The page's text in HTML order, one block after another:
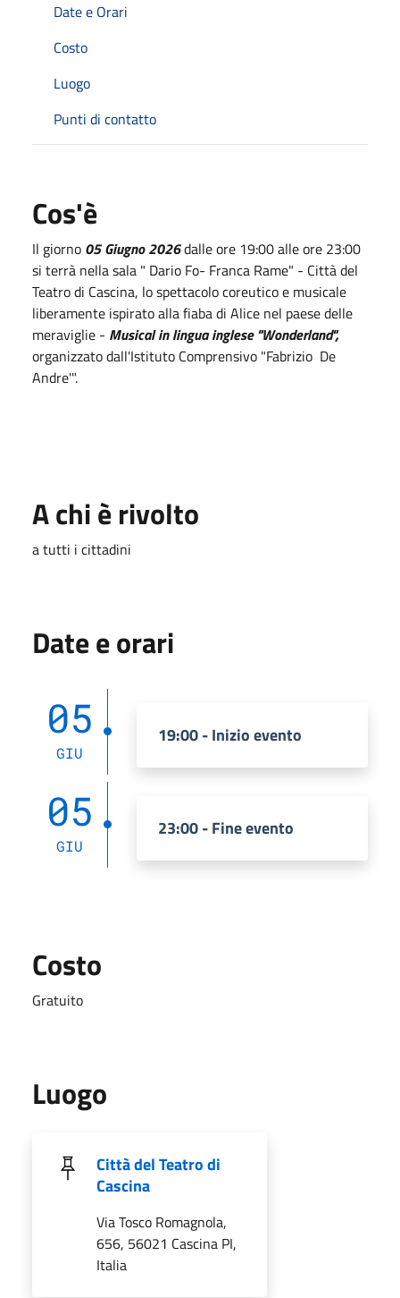
Date e Orari
Costo
Luogo
Punti di contatto
Cos'è
Il giorno 05 Giugno 2026dalle ore 19:00 alle ore 23:00
si terrà nella sala " Dario Fo- Franca Rame" - Città del
Teatro di Cascina, lo spettacolo coreutico e musicale
liberamente ispirato alla fiaba di Alice nel paese delle
meraviglie - Musical in lingua inglese "Wonderland",
organizzato dall'Istituto Comprensivo "Fabrizio De
Andre'".
A chi è rivolto
a tutti i cittadini
Date e orari
05
GIU
19:00 - Inizio evento
05
GIU
23:00 - Fine evento
Costo
Gratuito
Luogo
Città del Teatro di
Cascina
Via Tosco Romagnola,
656, 56021 Cascina PI,
Italia